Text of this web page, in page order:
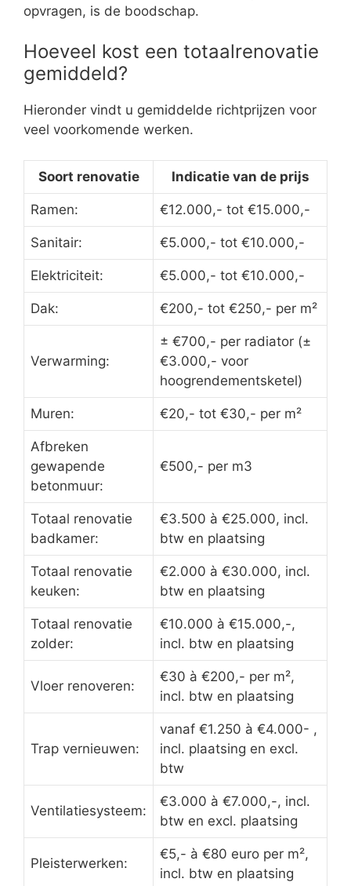
opvragen, is de boodschap.
Hoeveel kost een totaalrenovatie
gemiddeld?
Hieronder vindt u gemiddelde richtprijzen voor
veel voorkomende werken.
Soort renovatie Indicatie van de prijs
Ramen: €12.000,- tot €15.000,-
Sanitair: €5.000,- tot €10.000,-
Elektriciteit: €5.000,- tot €10.000,-
Dak: €200,- tot €250,- per m²
Verwarming:
± €700,- per radiator (±
€3.000,- voor
hoogrendementsketel)
Muren: €20,- tot €30,- per m²
Afbreken
gewapende
betonmuur:
€500,- per m3
Totaal renovatie
badkamer:
€3.500 à €25.000, incl.
btw en plaatsing
Totaal renovatie
keuken:
€2.000 à €30.000, incl.
btw en plaatsing
Totaal renovatie
zolder:
€10.000 à €15.000,-,
incl. btw en plaatsing
Vloer renoveren:
€30 à €200,- per m²,
incl. btw en plaatsing
Trap vernieuwen:
vanaf €1.250 à €4.000- ,
incl. plaatsing en excl.
btw
Ventilatiesysteem:
€3.000 à €7.000,-, incl.
btw en excl. plaatsing
Pleisterwerken:
€5,- à €80 euro per m²,
incl. btw en plaatsing